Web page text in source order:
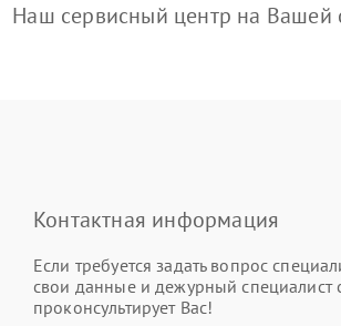
Наш сервисный центр на Вашей
Контактная информация
Если требуется задать вопрос
свои данные и дежурный специалист
проконсультирует Вас!